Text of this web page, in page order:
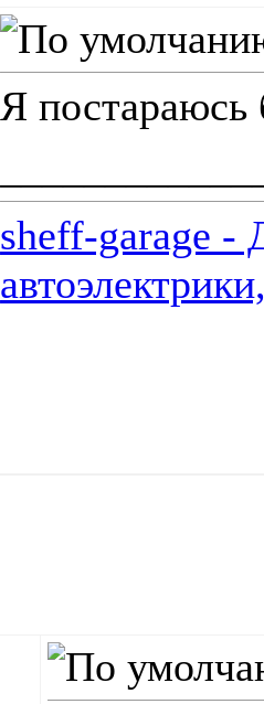
Я постараюсь
sheff-garage -